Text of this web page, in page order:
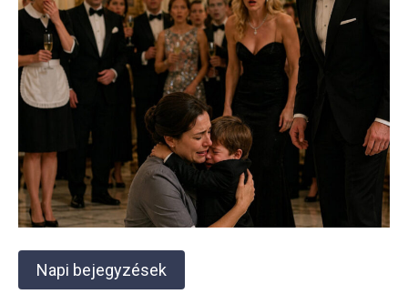
Napi bejegyzések